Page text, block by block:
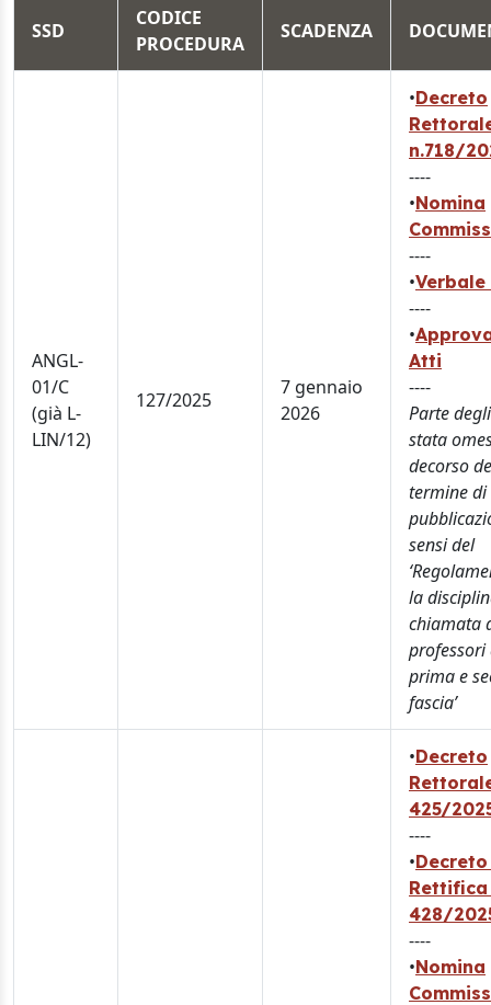
SSD
CODICE
PROCEDURA
SCADENZA
ANGL-
01/C
(già L-
LIN/12)
127/2025
7 gennaio
2026
•Decreto
n.718/
----
•Nomina
----
•Verbale
----
•
Atti
----
Parte
stata
decorso
termine di
sensi del
la
chiamata
professori
prima e
fascia’
•Decreto
425/
----
•
Rettifica
428/
----
•Nomina